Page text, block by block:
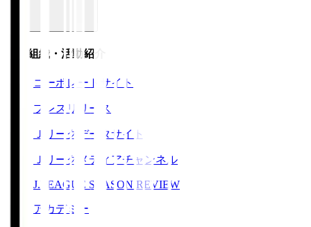
運営組織・活動紹介
コーポレートサイト
プレスリリース
Ｊリーグデータサイト
Ｊリーグメディアチャンネル
J.LEAGUE SEASON REVIEW
アカデミー